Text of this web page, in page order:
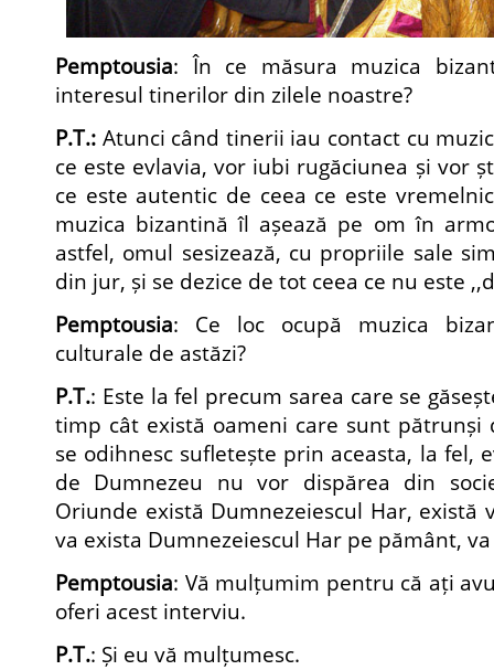
Pemptousia: În ce măsura muzica
interesul tinerilor din zilele noastre?
P.T.: Atunci când tinerii iau contact cu
ce este evlavia, vor iubi rugăciunea și vor
ce este autentic de ceea ce este
muzica bizantină îl așează pe om în
astfel, omul sesizează, cu propriile sale
din jur, și se dezice de tot ceea ce nu este
Pemptousia: Ce loc ocupă muzica
culturale de astăzi?
P.T.: Este la fel precum sarea care se
timp cât există oameni care sunt pătrunși
se odihnesc sufletește prin aceasta, la fel,
de Dumnezeu nu vor dispărea din
Oriunde există Dumnezeiescul Har, există
va exista Dumnezeiescul Har pe pământ,
Pemptousia: Vă mulțumim pentru că ați
oferi acest interviu.
P.T.: Și eu vă mulțumesc.